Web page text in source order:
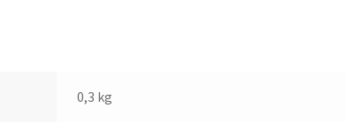
0,3 kg